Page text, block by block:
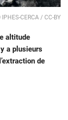
CERCA / CC-BY
altitude
a plusieurs
de